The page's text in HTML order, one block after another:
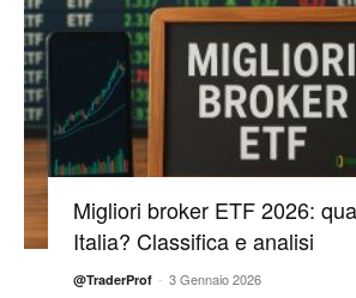
Migliori broker ETF 2026:
Italia? Classifica e analisi
@TraderProf - 3 Gennaio 2026